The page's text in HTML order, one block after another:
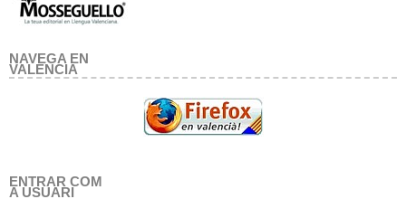
NAVEGA EN
VALENCIA
ENTRAR COM
A USUARI